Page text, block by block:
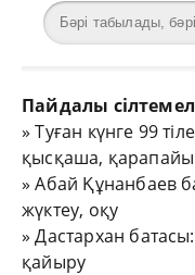
Пайдалы
»Туған күнге 99
қысқаша,
»Абай Құнанбаев
жүктеу, оқу
»Дастархан
қайыру